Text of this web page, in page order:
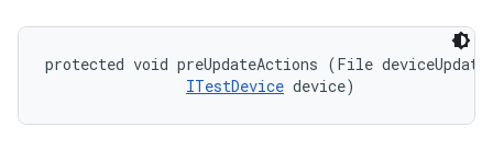
protected void preUpdateActions (File
ITestDevice device)